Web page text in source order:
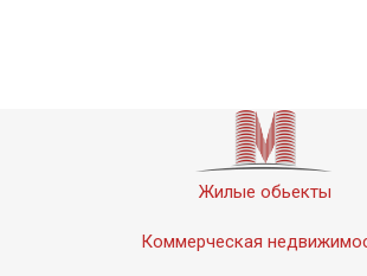
Жилые обьекты
Коммерческая